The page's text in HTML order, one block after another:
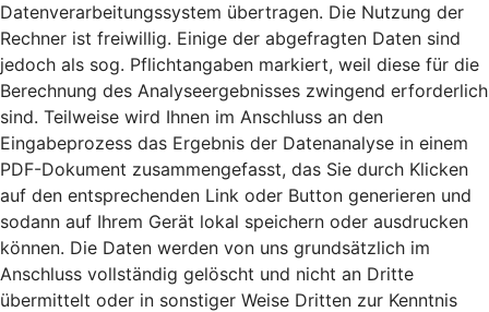
Datenverarbeitungssystem übertragen. Die Nutzung der
Rechner ist freiwillig. Einige der abgefragten Daten sind
jedoch als sog. Pflichtangaben markiert, weil diese für die
Berechnung des Analyseergebnisses zwingend erforderlich
sind. Teilweise wird Ihnen im Anschluss an den
Eingabeprozess das Ergebnis der Datenanalyse in einem
PDF-Dokument zusammengefasst, das Sie durch Klicken
auf den entsprechenden Link oder Button generieren und
sodann auf Ihrem Gerät lokal speichern oder ausdrucken
können. Die Daten werden von uns grundsätzlich im
Anschluss vollständig gelöscht und nicht an Dritte
übermittelt oder in sonstiger Weise Dritten zur Kenntnis